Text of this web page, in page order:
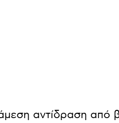
αντίδραση από